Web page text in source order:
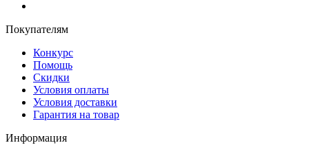
Покупателям
Конкурс
Помощь
Скидки
Условия оплаты
Условия доставки
Гарантия на товар
Информация